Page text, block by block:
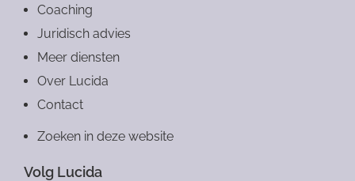
Coaching
Juridisch advies
Meer diensten
Over Lucida
Contact
Zoeken in deze website
Volg Lucida